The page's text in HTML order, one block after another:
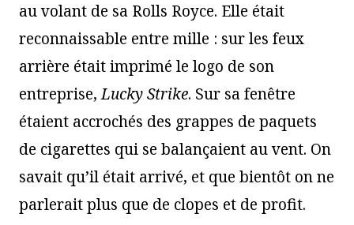
au volant de sa Rolls Royce. Elle était
reconnaissable entre mille : sur les feux
arrière était imprimé le logo de son
entreprise,Lucky Strike. Sur sa fenêtre
étaient accrochés des grappes de paquets
de cigarettes qui se balançaient au vent. On
savait qu’il était arrivé, et que bientôt on ne
parlerait plus que de clopes et de profit.